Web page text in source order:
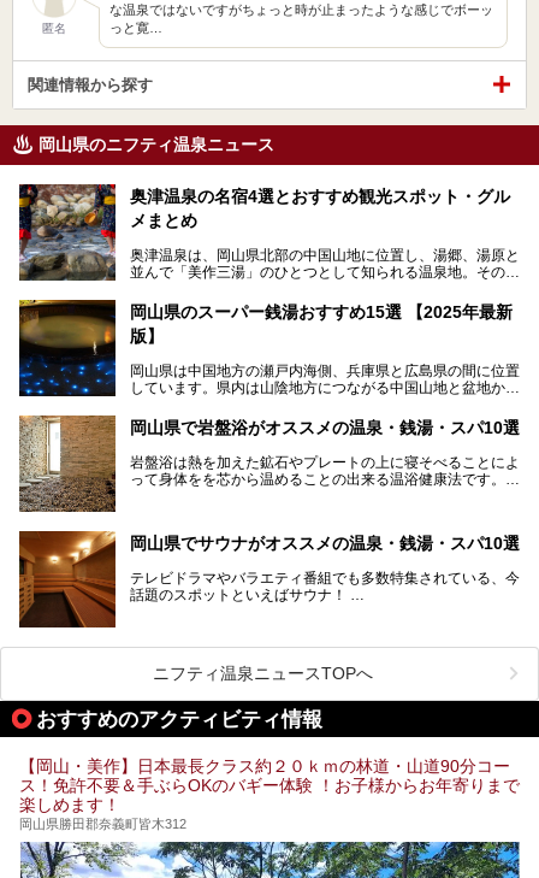
匿名
な温泉ではないですがちょっと時が止まったような感じでボーッ
っと寛…
関連情報から探す
岡山県のニフティ温泉ニュース
奥津温泉の名宿4選とおすすめ観光スポット・グル
メまとめ
奥津温泉は、岡山県北部の中国山地に位置し、湯郷、湯原と
並んで「美作三湯」のひとつとして知られる温泉地。その泉
す。
この記事では、奥津温泉で宿泊におすすめの宿、観光スポッ
を存分に味わい、癒しの旅を楽しんでくださいね。
岡山県のスーパー銭湯おすすめ15選 【2025年最新
版】
岡山県は中国地方の瀬戸内海側、兵庫県と広島県の間に位置
しています。県内は山陰地方につながる中国山地と盆地から
海に多数の島々が浮かぶ瀬戸内海に面した南部に分けられま
す。年間を通じて降水量が少ない「晴れの国」で、モモやブ
ドウなど果物の栽培が盛んなうえ、その品質の高さは全国的
にも有名です。
ます。ここでは、岡山県で評判のスーパー銭湯をご紹介しま
しょう。
岡山県で岩盤浴がオススメの温泉・銭湯・スパ10選
岩盤浴は熱を加えた鉱石やプレートの上に寝そべることによ
って身体をを芯から温めることの出来る温浴健康法です。じ
ススメ温泉・銭湯・スパ10ヶ所を紹介させていただきま
岡山県でサウナがオススメの温泉・銭湯・スパ10選
テレビドラマやバラエティ番組でも多数特集されている、今
話題のスポットといえばサウナ！
今回は、岡山県でサウナがおすすめの温泉や銭湯、スパを厳
選してご紹介！
血流が良くなるだけでなく美容効果やリラックス効果も期待
ニフティ温泉ニュースTOPへ
おすすめのアクティビティ情報
【岡山・美作】日本最長クラス約２０ｋｍの林道・山道90分コー
ス！免許不要＆手ぶらOKのバギー体験 ！お子様からお年寄りまで
楽しめます！
岡山県勝田郡奈義町皆木312